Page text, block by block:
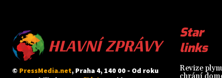
HLAVNÍ ZPRÁVY
© PressMedia.net, Praha 4, 140 00 - Od roku
Star
links
Revize